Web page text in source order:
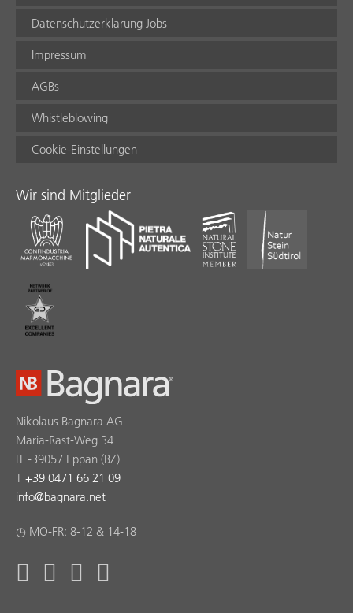
Datenschutzerklärung Jobs
Impressum
AGBs
Whistleblowing
Cookie-Einstellungen
Wir sind Mitglieder
Nikolaus Bagnara AG
Maria-Rast-Weg 34
IT -39057 Eppan (BZ)
T +39 0471 66 21 09
info@bagnara.net
◷ MO-FR: 8-12 & 14-18